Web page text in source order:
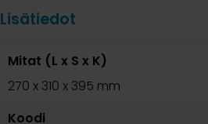
Lisätiedot
Mitat (L x S x K)
270 x 310 x 395 mm
Koodi